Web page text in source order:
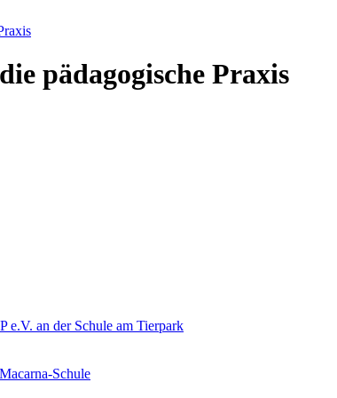
e.V. an der Schule am Tierpark
Schule